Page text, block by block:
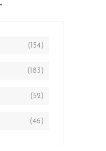
(154)
(183)
(52)
(46)